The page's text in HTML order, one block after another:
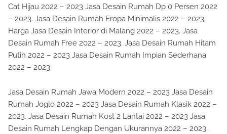
Cat Hijau 2022 – 2023 Jasa Desain Rumah Dp 0 Persen 2022
– 2023. Jasa Desain Rumah Eropa Minimalis 2022 – 2023.
Harga Jasa Desain Interior di Malang 2022 – 2023. Jasa
Desain Rumah Free 2022 – 2023. Jasa Desain Rumah Hitam
Putih 2022 – 2023 Jasa Desain Rumah Impian Sederhana
2022 – 2023.
Jasa Desain Rumah Jawa Modern 2022 – 2023 Jasa Desain
Rumah Joglo 2022 – 2023 Jasa Desain Rumah Klasik 2022 –
2023. Jasa Desain Rumah Kost 2 Lantai 2022 – 2023 Jasa
Desain Rumah Lengkap Dengan Ukurannya 2022 – 2023.